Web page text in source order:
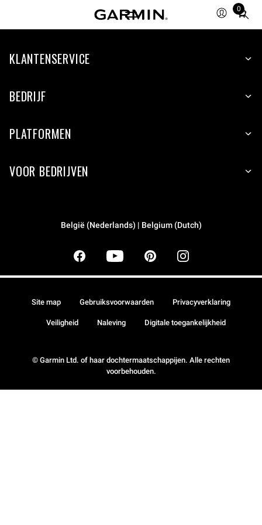
0
Total
items
cart:
KLANTENSERVICE
BEDRIJF
PLATFORMEN
VOOR BEDRIJVEN
België (Nederlands) | Belgium (Dutch)
© Garmin Ltd. of haar dochtermaatschappijen. Alle rechten
voorbehouden.
Site map Gebruiksvoorwaarden Privacyverklaring
Veiligheid Naleving Digitale toegankelijkheid